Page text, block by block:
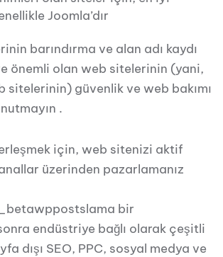
Joomla’dır
barındırma ve alan adı kaydı
önemli olan web sitelerinin (yani,
sitelerinin) güvenlik ve web bakımı
.
için, web sitenizi aktif
üzerinden pazarlamanız
bir
endüstriye bağlı olarak çeşitli
dışı SEO, PPC, sosyal medya ve